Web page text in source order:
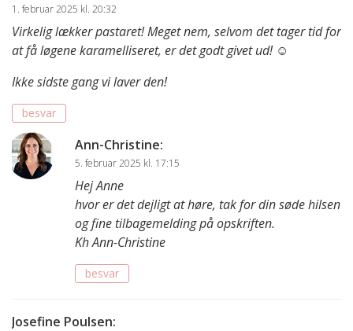
1. februar 2025 kl. 20:32
Virkelig lækker pastaret! Meget nem, selvom det tager tid for
at få løgene karamelliseret, er det godt givet ud! ☺️
Ikke sidste gang vi laver den!
besvar
Ann-Christine:
5. februar 2025 kl. 17:15
Hej Anne
hvor er det dejligt at høre, tak for din søde hilsen
og fine tilbagemelding på opskriften.
Kh Ann-Christine
besvar
Josefine Poulsen: